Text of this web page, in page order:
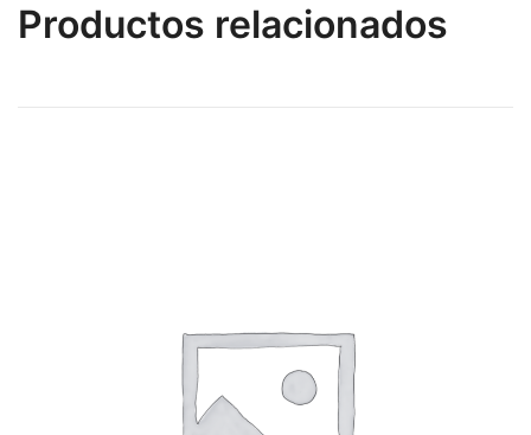
Productos relacionados